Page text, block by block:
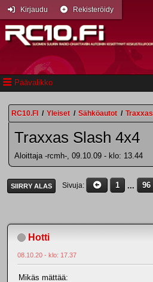
Päävalikko
Kirjaudu Rekisteröidy
RC10.FI / Yleiset / Sähköautot / Traxxas
Traxxas Slash 4x4
Aloittaja -rcmh-, 09.10.09 - klo: 13.44
SIIRRY ALAS Sivuja 1 ... 96
Hotti
08.10.20 - klo: 17.37
Mikäs mättää: